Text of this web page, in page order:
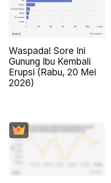
Waspada! Sore Ini
Gunung Ibu Kembali
Erupsi (Rabu, 20 Mei
2026)